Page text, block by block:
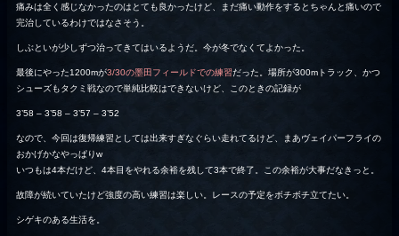
痛みは全く感じなかったのはとても良かったけど、まだ痛い動作をするとちゃんと痛いので
完治しているわけではなさそう。
しぶといが少しずつ治ってきてはいるようだ。今が冬でなくてよかった。
最後にやった1200mが3/30の墨田フィールドでの練習だった。場所が300mトラック、かつ
シューズもタクミ戦なので単純比較はできないけど、このときの記録が
3’58 – 3’58 – 3’57 – 3’52
なので、今回は復帰練習としては出来すぎなぐらい走れてるけど、まあヴェイパーフライの
おかげかなやっぱりw
いつもは4本だけど、4本目をやれる余裕を残して3本で終了。この余裕が大事だなきっと。
故障が続いていたけど強度の高い練習は楽しい。レースの予定をボチボチ立てたい。
シゲキのある生活を。